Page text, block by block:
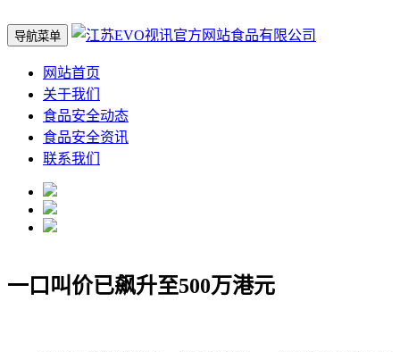
导航菜单
网站首页
关于我们
食品安全动态
食品安全资讯
联系我们
一口叫价已飙升至500万港元